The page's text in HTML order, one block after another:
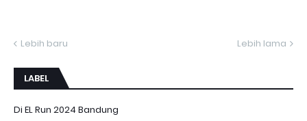
Lebih baru Lebih lama
LABEL
Di EL Run 2024 Bandung